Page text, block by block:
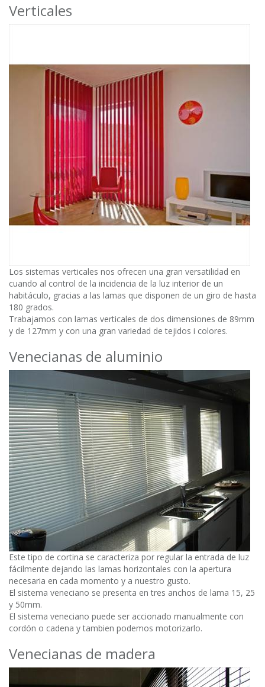
Verticales
Los sistemas verticales nos ofrecen una gran versatilidad en
cuando al control de la incidencia de la luz interior de un
habitáculo, gracias a las lamas que disponen de un giro de hasta
180 grados.
Trabajamos con lamas verticales de dos dimensiones de 89mm
y de 127mm y con una gran variedad de tejidos i colores.
Venecianas de aluminio
Este tipo de cortina se caracteriza por regular la entrada de luz
fácilmente dejando las lamas horizontales con la apertura
necesaria en cada momento y a nuestro gusto.
El sistema veneciano se presenta en tres anchos de lama 15, 25
y 50mm.
El sistema veneciano puede ser accionado manualmente con
cordón o cadena y tambien podemos motorizarlo.
Venecianas de madera